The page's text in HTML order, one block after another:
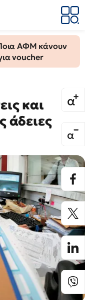
ΑΦΜ κάνουν
voucher
και
άδειες